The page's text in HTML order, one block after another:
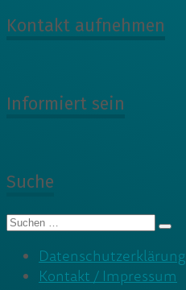
Kontakt aufnehmen
Informiert sein
Suche
Suche
Datenschutzerklärung
Kontakt / Impressum